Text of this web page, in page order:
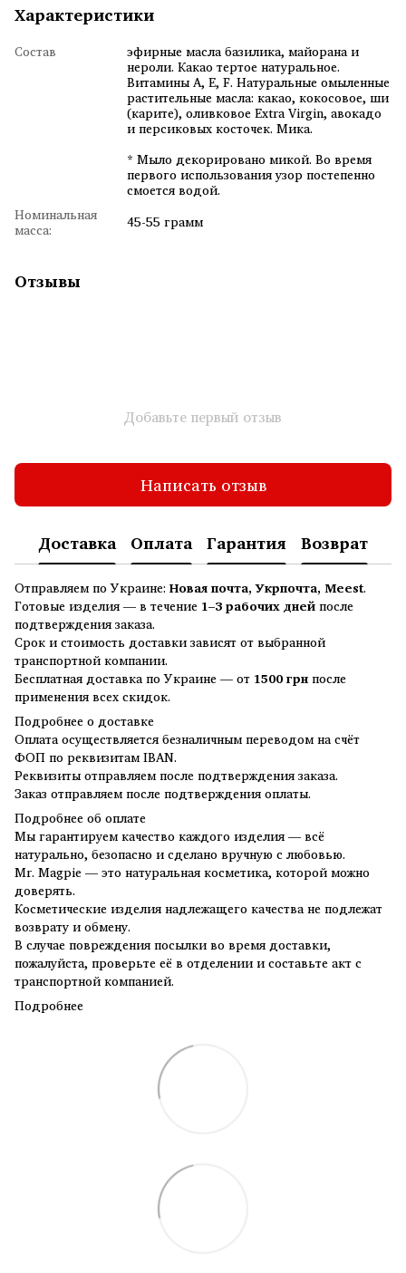
Характеристики
Состав эфирные масла базилика, майорана и
нероли. Какао тертое натуральное.
Витамины А, Е, F. Натуральные омыленные
растительные масла: какао, кокосовое, ши
(карите), оливковое Extra Virgin, авокадо
и персиковых косточек. Мика.
* Мыло декорировано микой. Во время
первого использования узор постепенно
смоется водой.
Номинальная
масса: 45-55 грамм
Отзывы
Добавьте первый отзыв
Написать отзыв
Доставка Оплата Гарантия Возврат
Отправляем по Украине: Новая почта, Укрпочта, Meest.
Готовые изделия — в течение 1–3 рабочих днейпосле
подтверждения заказа.
Срок и стоимость доставки зависят от выбранной
транспортной компании.
Бесплатная доставка по Украине — от 1500 грнпосле
применения всех скидок.
Подробнее о доставке
Оплата осуществляется безналичным переводом на счёт
ФОП по реквизитам IBAN.
Реквизиты отправляем после подтверждения заказа.
Заказ отправляем после подтверждения оплаты.
Подробнее об оплате
Мы гарантируем качество каждого изделия — всё
натурально, безопасно и сделано вручную с любовью.
Mr. Magpie — это натуральная косметика, которой можно
доверять.
Косметические изделия надлежащего качества не подлежат
возврату и обмену.
В случае повреждения посылки во время доставки,
пожалуйста, проверьте её в отделении и составьте акт с
транспортной компанией.
Подробнее